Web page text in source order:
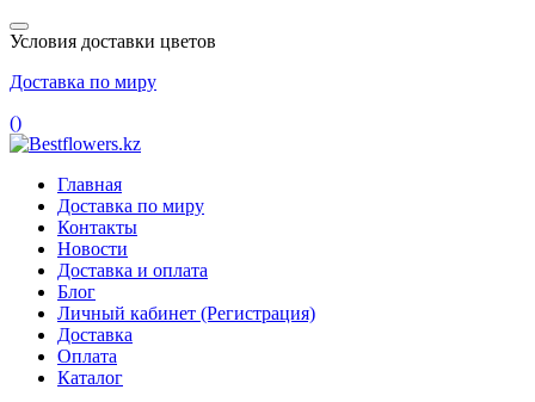
Условия доставки цветов
Доставка по миру
()
Главная
Доставка по миру
Контакты
Новости
Доставка и оплата
Блог
Личный кабинет (Регистрация)
Доставка
Оплата
Каталог